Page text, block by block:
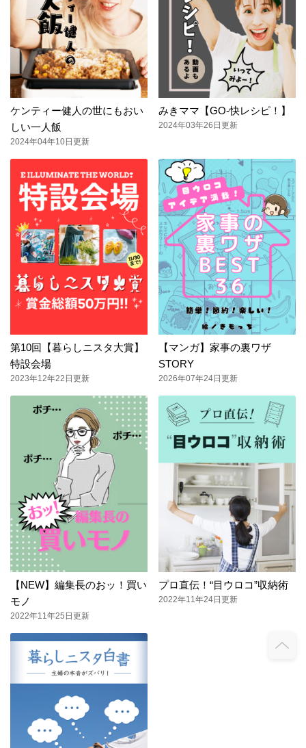
ケンティー健人の世にもおい
しい一人飯
2024年04年10日更新
みきママ【GO-快レシピ！】
2024年03年26日更新
第10回【暮らしニスタ大賞】
特設会場
2023年12年22日更新
【マンガ】家事の裏ワザ
STORY
2026年07年24日更新
【NEW】編集長のおッ！買い
モノ
2022年11年25日更新
プロ直伝！“目ウロコ”収納術
2022年11年24日更新